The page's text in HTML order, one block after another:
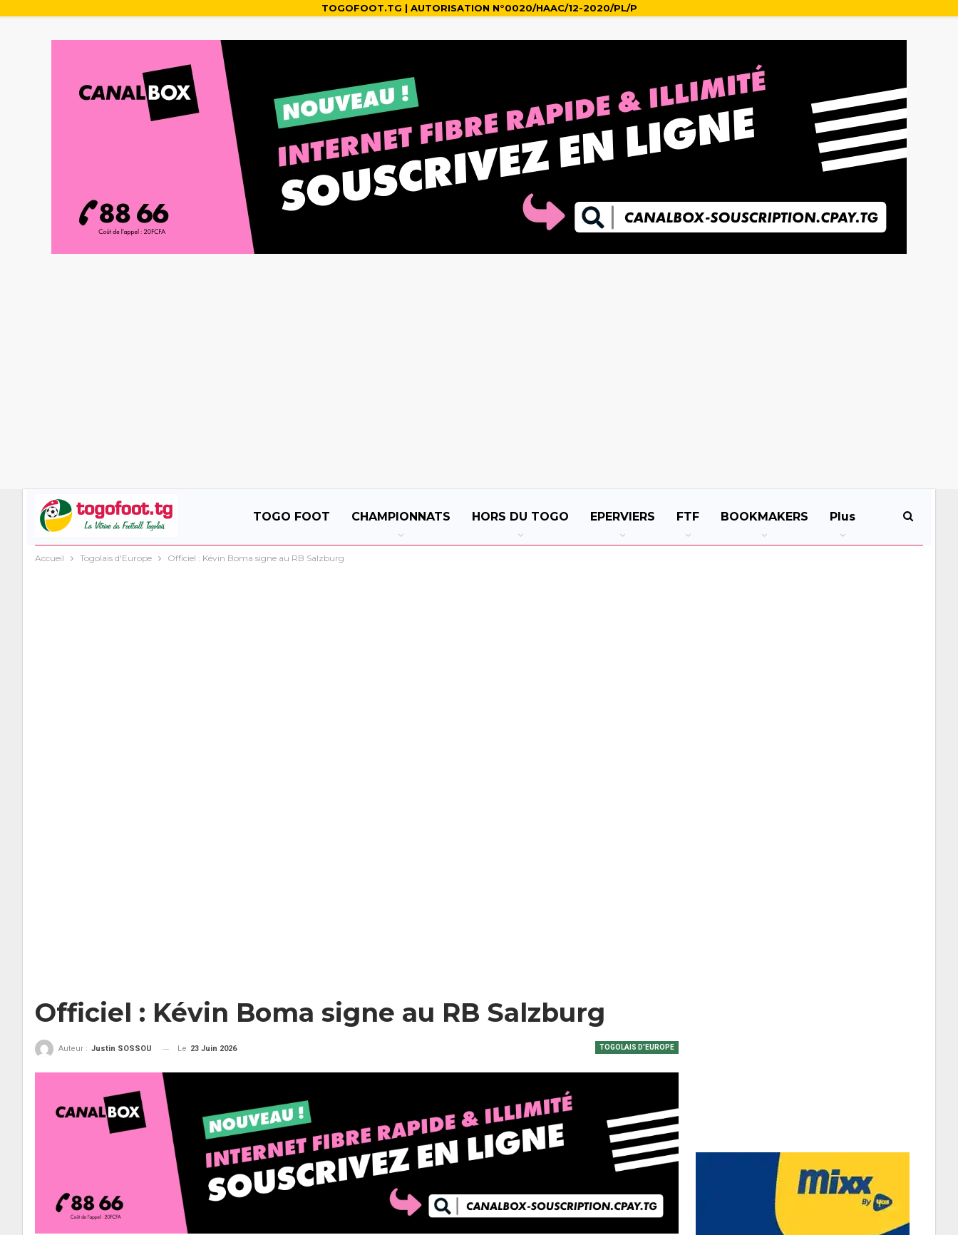
TOGOFOOT.TG | AUTORISATION N°0020/HAAC/12-2020/PL/P
TOGO FOOT CHAMPIONNATS HORS DU TOGO EPERVIERS FTF BOOKMAKERS Plus
Accueil Togolais d'Europe Officiel : Kévin Boma signe au RB Salzburg
Officiel : Kévin Boma signe au RB Salzburg
TOGOLAIS D'EUROPE
Auteur : Justin SOSSOU Le 23 Juin 2026